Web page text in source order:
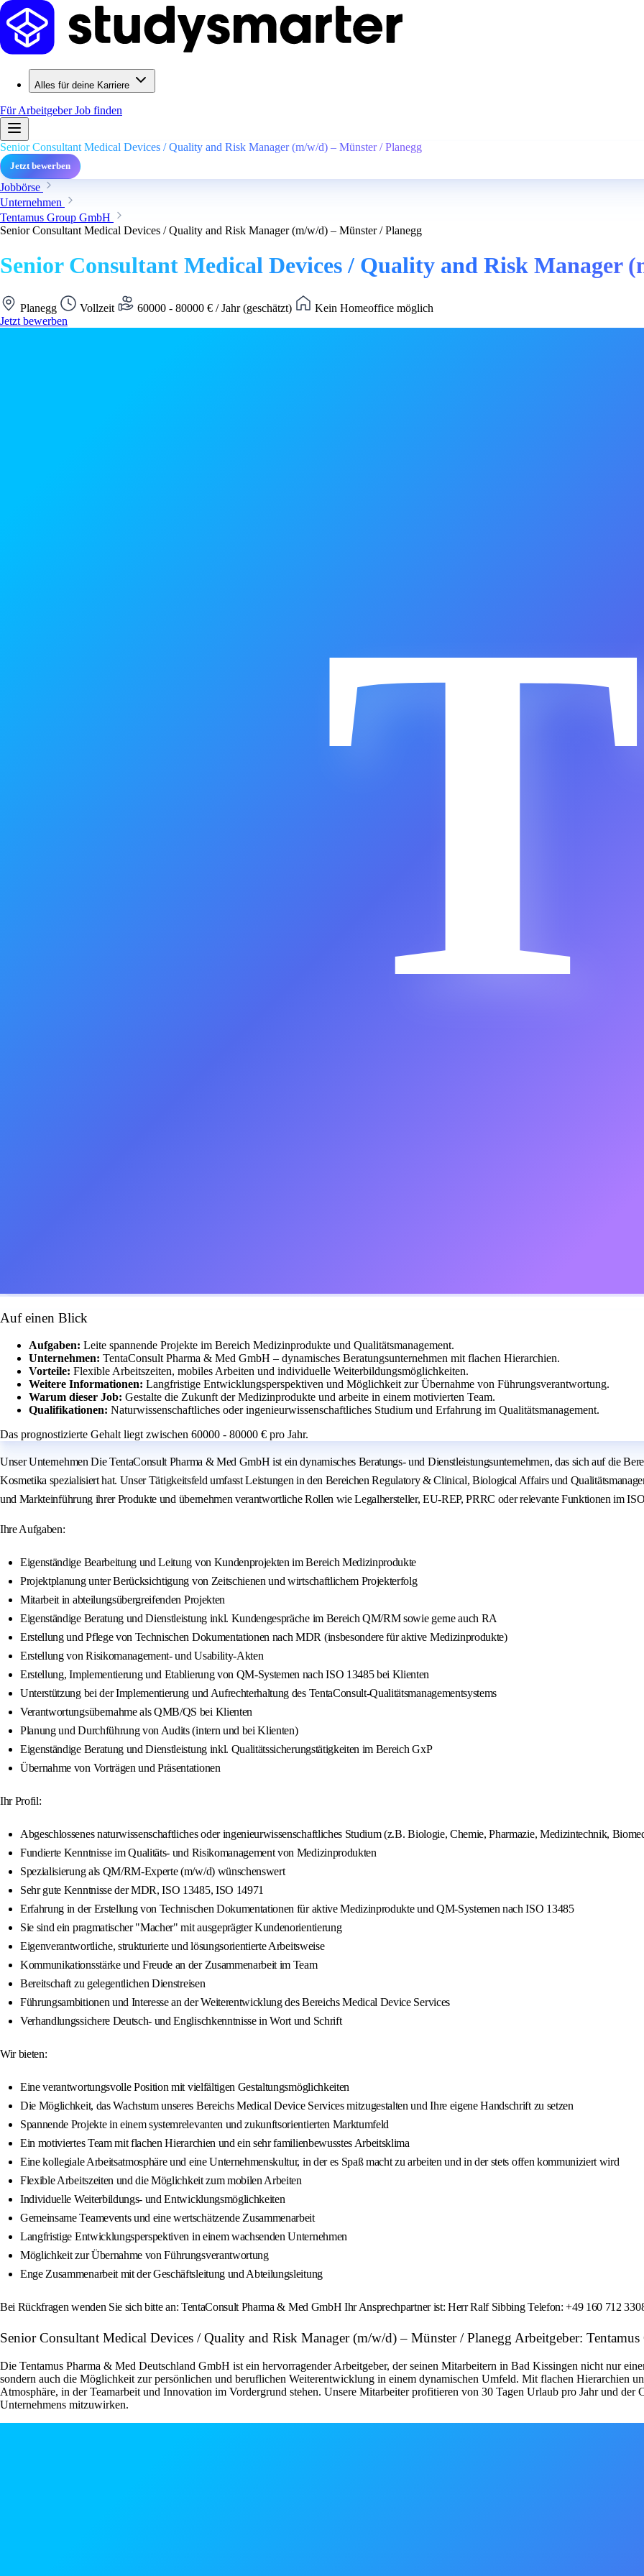
Alles für deine Karriere
Für ArbeitgeberJob finden
Senior Consultant Medical Devices / Quality and Risk Manager (m/w/d) – Münster / Planegg
Jetzt bewerben
Jobbörse
Unternehmen
Tentamus Group GmbH
Senior Consultant Medical Devices / Quality and Risk Manager (m/w/d) – Münster / Planegg
Senior Consultant Medical Devices / Quality and Risk Manager
Planegg Vollzeit 60000 - 80000 € / Jahr (geschätzt)
Kein Homeoffice möglich
Jetzt bewerben
T
Auf einen Blick
Aufgaben: Leite spannende Projekte im Bereich Medizinprodukte und Qualitätsmanagement.
Unternehmen: TentaConsult Pharma & Med GmbH – dynamisches Beratungsunternehmen mit flachen Hierarchien.
Vorteile: Flexible Arbeitszeiten, mobiles Arbeiten und individuelle Weiterbildungsmöglichkeiten.
Weitere Informationen: Langfristige Entwicklungsperspektiven und Möglichkeit zur Übernahme von Führungsverantwortung.
Warum dieser Job: Gestalte die Zukunft der Medizinprodukte und arbeite in einem motivierten Team.
Qualifikationen: Naturwissenschaftliches oder ingenieurwissenschaftliches Studium und Erfahrung im Qualitätsmanagement.
Das prognostizierte Gehalt liegt zwischen 60000 - 80000 € pro Jahr.
Unser Unternehmen Die TentaConsult Pharma & Med GmbH ist ein dynamisches Beratungs- und Dienstleistungsunternehmen, das sich auf die
Kosmetika spezialisiert hat. Unser Tätigkeitsfeld umfasst Leistungen in den Bereichen Regulatory & Clinical, Biological Affairs und
und Markteinführung ihrer Produkte und übernehmen verantwortliche Rollen wie Legalhersteller, EU-REP, PRRC oder relevante Funktionen im
Ihre Aufgaben:
Eigenständige Bearbeitung und Leitung von Kundenprojekten im Bereich Medizinprodukte
Projektplanung unter Berücksichtigung von Zeitschienen und wirtschaftlichem Projekterfolg
Mitarbeit in abteilungsübergreifenden Projekten
Eigenständige Beratung und Dienstleistung inkl. Kundengespräche im Bereich QM/RM sowie gerne auch RA
Erstellung und Pflege von Technischen Dokumentationen nach MDR (insbesondere für aktive Medizinprodukte)
Erstellung von Risikomanagement- und Usability-Akten
Erstellung, Implementierung und Etablierung von QM-Systemen nach ISO 13485 bei Klienten
Unterstützung bei der Implementierung und Aufrechterhaltung des TentaConsult-Qualitätsmanagementsystems
Verantwortungsübernahme als QMB/QS bei Klienten
Planung und Durchführung von Audits (intern und bei Klienten)
Eigenständige Beratung und Dienstleistung inkl. Qualitätssicherungstätigkeiten im Bereich GxP
Übernahme von Vorträgen und Präsentationen
Ihr Profil:
Abgeschlossenes naturwissenschaftliches oder ingenieurwissenschaftliches Studium (z.B. Biologie, Chemie, Pharmazie, Medizintechnik,
Fundierte Kenntnisse im Qualitäts- und Risikomanagement von Medizinprodukten
Spezialisierung als QM/RM-Experte (m/w/d) wünschenswert
Sehr gute Kenntnisse der MDR, ISO 13485, ISO 14971
Erfahrung in der Erstellung von Technischen Dokumentationen für aktive Medizinprodukte und QM-Systemen nach ISO 13485
Sie sind ein pragmatischer "Macher" mit ausgeprägter Kundenorientierung
Eigenverantwortliche, strukturierte und lösungsorientierte Arbeitsweise
Kommunikationsstärke und Freude an der Zusammenarbeit im Team
Bereitschaft zu gelegentlichen Dienstreisen
Führungsambitionen und Interesse an der Weiterentwicklung des Bereichs Medical Device Services
Verhandlungssichere Deutsch- und Englischkenntnisse in Wort und Schrift
Wir bieten:
Eine verantwortungsvolle Position mit vielfältigen Gestaltungsmöglichkeiten
Die Möglichkeit, das Wachstum unseres Bereichs Medical Device Services mitzugestalten und Ihre eigene Handschrift zu setzen
Spannende Projekte in einem systemrelevanten und zukunftsorientierten Marktumfeld
Ein motiviertes Team mit flachen Hierarchien und ein sehr familienbewusstes Arbeitsklima
Eine kollegiale Arbeitsatmosphäre und eine Unternehmenskultur, in der es Spaß macht zu arbeiten und in der stets offen kommuniziert wird
Flexible Arbeitszeiten und die Möglichkeit zum mobilen Arbeiten
Individuelle Weiterbildungs- und Entwicklungsmöglichkeiten
Gemeinsame Teamevents und eine wertschätzende Zusammenarbeit
Langfristige Entwicklungsperspektiven in einem wachsenden Unternehmen
Möglichkeit zur Übernahme von Führungsverantwortung
Enge Zusammenarbeit mit der Geschäftsleitung und Abteilungsleitung
Bei Rückfragen wenden Sie sich bitte an: TentaConsult Pharma & Med GmbH Ihr Ansprechpartner ist: Herr Ralf Sibbing Telefon: +49 160 712
Senior Consultant Medical Devices / Quality and Risk Manager (m/w/d) – Münster / Planegg Arbeitgeber:
Die Tentamus Pharma & Med Deutschland GmbH ist ein hervorragender Arbeitgeber, der seinen Mitarbeitern in Bad Kissingen nicht nur
sondern auch die Möglichkeit zur persönlichen und beruflichen Weiterentwicklung in einem dynamischen Umfeld. Mit flachen Hierarchien
Atmosphäre, in der Teamarbeit und Innovation im Vordergrund stehen. Unsere Mitarbeiter profitieren von 30 Tagen Urlaub pro Jahr und der
Unternehmens mitzuwirken.